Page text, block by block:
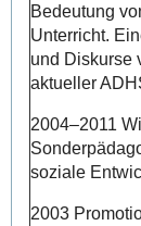
Bedeutung
Unterricht.
und Diskurse
aktueller
2004–2011
soziale
2003